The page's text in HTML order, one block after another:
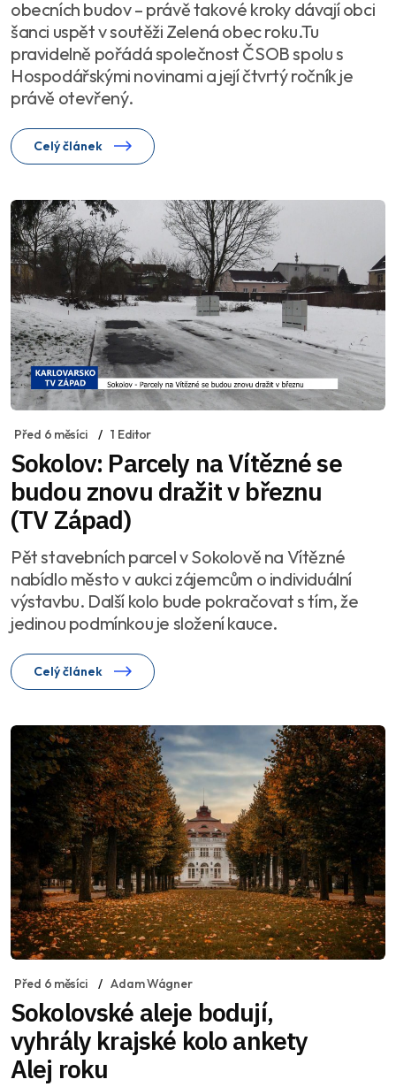
obecních budov – právě takové kroky dávají obci
šanci uspět v soutěži Zelená obec roku.Tu
pravidelně pořádá společnost ČSOB spolu s
Hospodářskými novinami a její čtvrtý ročník je
právě otevřený.
Celý článek
Před 6 měsíci 1 Editor
Sokolov: Parcely na Vítězné se
budou znovu dražit v březnu
(TV Západ)
Pět stavebních parcel v Sokolově na Vítězné
nabídlo město v aukci zájemcům o individuální
výstavbu. Další kolo bude pokračovat s tím, že
jedinou podmínkou je složení kauce.
Celý článek
Před 6 měsíci Adam Wágner
Sokolovské aleje bodují,
vyhrály krajské kolo ankety
Alej roku